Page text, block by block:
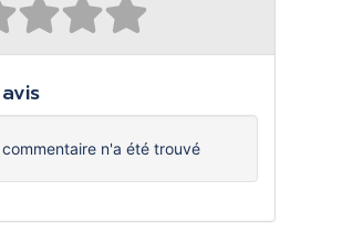
n'a été trouvé